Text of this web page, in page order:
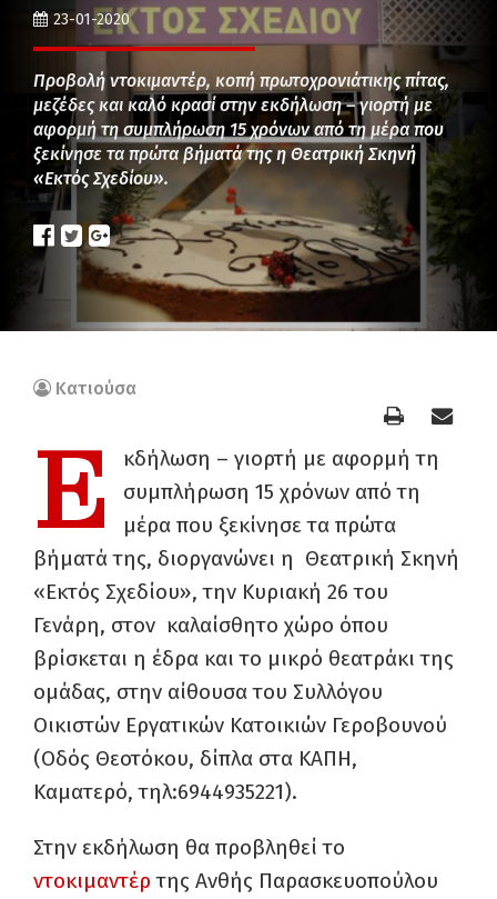
23-01-2020
Προβολή ντοκιμαντέρ, κοπή πρωτοχρονιάτικης πίτας,
μεζέδες και καλό κρασί στην εκδήλωση – γιορτή με
αφορμή τη συμπλήρωση 15 χρόνων από τη μέρα που
ξεκίνησε τα πρώτα βήματά της η Θεατρική Σκηνή
«Εκτός Σχεδίου».
Κατιούσα
Ε
κδήλωση – γιορτή με αφορμή τη
συμπλήρωση 15 χρόνων από τη
μέρα που ξεκίνησε τα πρώτα
βήματά της, διοργανώνει η Θεατρική Σκηνή
«Εκτός Σχεδίου», την Κυριακή 26 του
Γενάρη, στον καλαίσθητο χώρο όπου
βρίσκεται η έδρα και το μικρό θεατράκι της
ομάδας, στην αίθουσα του Συλλόγου
Οικιστών Εργατικών Κατοικιών Γεροβουνού
(Οδός Θεοτόκου, δίπλα στα ΚΑΠΗ,
Καματερό, τηλ:6944935221).
Στην εκδήλωση θα προβληθεί το
ντοκιμαντέρ της Ανθής Παρασκευοπούλου